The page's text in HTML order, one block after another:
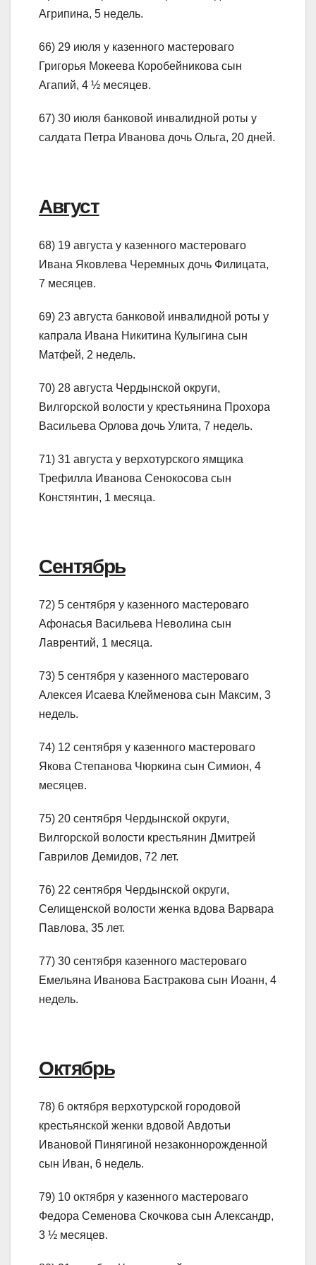
Агрипина, 5 недель.
66) 29 июля у казенного мастероваго
Григорья Мокеева Коробейникова сын
Агапий, 4 ½ месяцев.
67) 30 июля банковой инвалидной роты у
салдата Петра Иванова дочь Ольга, 20 дней.
Август
68) 19 августа у казенного мастероваго
Ивана Яковлева Черемных дочь Филицата,
7 месяцев.
69) 23 августа банковой инвалидной роты у
капрала Ивана Никитина Кулыгина сын
Матфей, 2 недель.
70) 28 августа Чердынской округи,
Вилгорской волости у крестьянина Прохора
Васильева Орлова дочь Улита, 7 недель.
71) 31 августа у верхотурского ямщика
Трефилла Иванова Сенокосова сын
Констянтин, 1 месяца.
Сентябрь
72) 5 сентября у казенного мастероваго
Афонасья Васильева Неволина сын
Лаврентий, 1 месяца.
73) 5 сентября у казенного мастероваго
Алексея Исаева Клейменова сын Максим, 3
недель.
74) 12 сентября у казенного мастероваго
Якова Степанова Чюркина сын Симион, 4
месяцев.
75) 20 сентября Чердынской округи,
Вилгорской волости крестьянин Дмитрей
Гаврилов Демидов, 72 лет.
76) 22 сентября Чердынской округи,
Селищенской волости женка вдова Варвара
Павлова, 35 лет.
77) 30 сентября казенного мастероваго
Емельяна Иванова Бастракова сын Иоанн, 4
недель.
Октябрь
78) 6 октября верхотурской городовой
крестьянской женки вдовой Авдотьи
Ивановой Пинягиной незаконнорожденной
сын Иван, 6 недель.
79) 10 октября у казенного мастероваго
Федора Семенова Скочкова сын Александр,
3 ½ месяцев.